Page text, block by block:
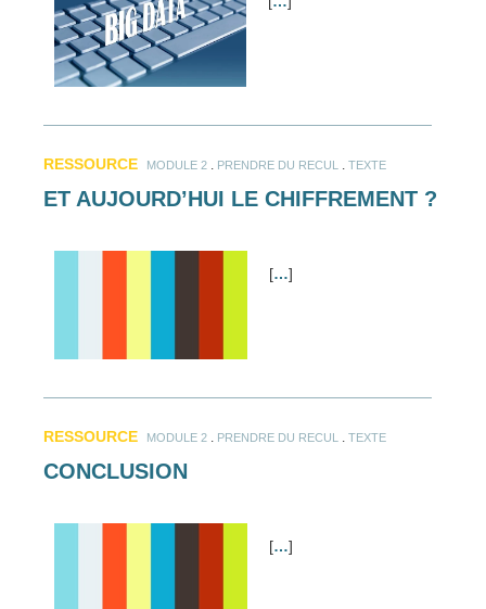
RESSOURCE MODULE 2 PRENDRE DU RECUL TEXTE
ET AUJOURD’HUI LE CHIFFREMENT ?
[…]
RESSOURCE MODULE 2 PRENDRE DU RECUL TEXTE
CONCLUSION
[…]